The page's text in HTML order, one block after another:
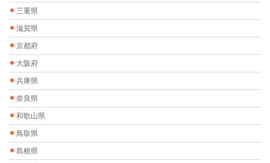
三重県
滋賀県
京都府
大阪府
兵庫県
奈良県
和歌山県
鳥取県
島根県